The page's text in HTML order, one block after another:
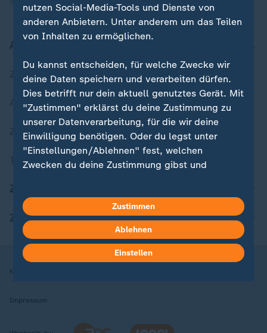
Zuletzt veröffentlicht
Aktuelle Sendungs-Videos
ZDFheute Stories
Themen im Überblick
ZDFheute Apps
Nutzungsbedingungen
Impressum
nutzen Social-Media-Tools und Dienste von
anderen Anbietern. Unter anderem um das Teilen
von Inhalten zu ermöglichen.
Du kannst entscheiden, für welche Zwecke wir
deine Daten speichern und verarbeiten dürfen.
Dies betrifft nur dein aktuell genutztes Gerät. Mit
"Zustimmen" erklärst du deine Zustimmung zu
unserer Datenverarbeitung, für die wir deine
Einwilligung benötigen. Oder du legst unter
"Einstellungen/Ablehnen" fest, welchen
Zwecken du deine Zustimmung gibst und
in deinen Einstellungen widerrufen oder ändern.
Hier findest du das Impressum.
Weitere Informationen findest du in unserer
Datenschutzerklärung.
Zustimmen
Ablehnen
Einstellen